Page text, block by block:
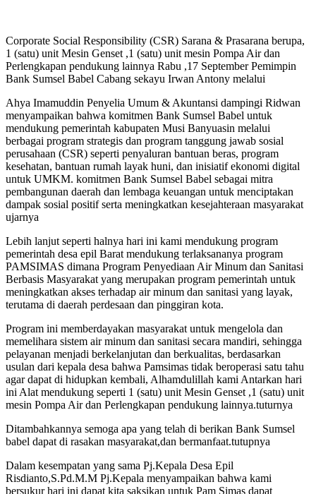
Corporate Social Responsibility (CSR) Sarana & Prasarana berupa,
1 (satu) unit Mesin Genset ,1 (satu) unit mesin Pompa Air dan
Perlengkapan pendukung lainnya Rabu ,17 September Pemimpin
Bank Sumsel Babel Cabang sekayu Irwan Antony melalui
Ahya Imamuddin Penyelia Umum & Akuntansi dampingi Ridwan
menyampaikan bahwa komitmen Bank Sumsel Babel untuk
mendukung pemerintah kabupaten Musi Banyuasin melalui
berbagai program strategis dan program tanggung jawab sosial
perusahaan (CSR) seperti penyaluran bantuan beras, program
kesehatan, bantuan rumah layak huni, dan inisiatif ekonomi digital
untuk UMKM. komitmen Bank Sumsel Babel sebagai mitra
pembangunan daerah dan lembaga keuangan untuk menciptakan
dampak sosial positif serta meningkatkan kesejahteraan masyarakat
ujarnya
Lebih lanjut seperti halnya hari ini kami mendukung program
pemerintah desa epil Barat mendukung terlaksananya program
PAMSIMAS dimana Program Penyediaan Air Minum dan Sanitasi
Berbasis Masyarakat yang merupakan program pemerintah untuk
meningkatkan akses terhadap air minum dan sanitasi yang layak,
terutama di daerah perdesaan dan pinggiran kota.
Program ini memberdayakan masyarakat untuk mengelola dan
memelihara sistem air minum dan sanitasi secara mandiri, sehingga
pelayanan menjadi berkelanjutan dan berkualitas, berdasarkan
usulan dari kepala desa bahwa Pamsimas tidak beroperasi satu tahu
agar dapat di hidupkan kembali, Alhamdulillah kami Antarkan hari
ini Alat mendukung seperti 1 (satu) unit Mesin Genset ,1 (satu) unit
mesin Pompa Air dan Perlengkapan pendukung lainnya.tuturnya
Ditambahkannya semoga apa yang telah di berikan Bank Sumsel
babel dapat di rasakan masyarakat,dan bermanfaat.tutupnya
Dalam kesempatan yang sama Pj.Kepala Desa Epil
Risdianto,S.Pd.M.M Pj.Kepala menyampaikan bahwa kami
bersukur hari ini dapat kita saksikan untuk Pam Simas dapat